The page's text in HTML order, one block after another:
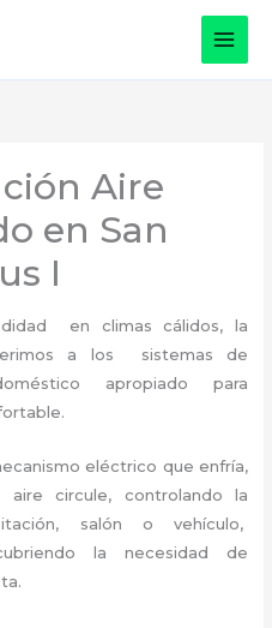
Aire
en San
I
en climas cálidos, la
a los sistemas de
apropiado para
eléctrico que enfría,
circule, controlando la
salón o vehículo,
la necesidad de